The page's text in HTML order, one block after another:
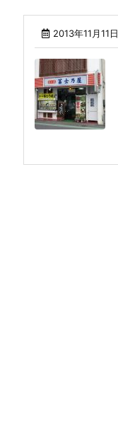
2013年11月11日